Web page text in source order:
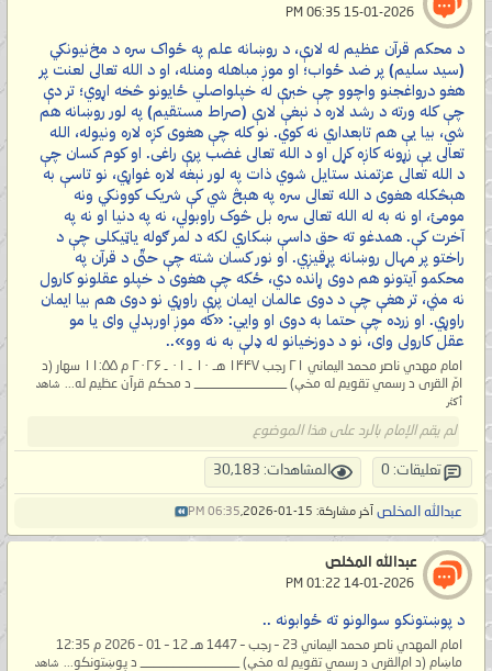
د محکم قرآن عظیم له لارې، د روښانه علم په ځواک سره د مخ‌نیونکي
(سید سلیم) پر ضد ځواب؛ او موږ مباهله ومنله، او د الله تعالی لعنت پر
هغو درواغجنو واچوو چې خبرې له خپلواصلي ځایونو څخه اړوي؛ تر دې
چې کله ورته د رشد لاره د نېغې لارې (صراط مستقیم) په لور روښانه هم
شي، بیا یې هم تابعداري نه کوي. نو کله چې هغوی کږه لاره ونیوله، الله
تعالی یې زړونه کاږه کړل او د الله تعالی غضب پرې راغی. او کوم کسان چې
د الله تعالی عزتمند ستایل شوي ذات په لور نېغه لاره غواړي، نو تاسې به
هېڅکله هغوی د الله تعالی سره په هېڅ شي کې شریک کوونکي ونه
مومئ، او نه به له الله تعالی سره بل څوک راوبولي، نه په دنیا او نه په
آخرت کې. همدغو ته حق داسې ښکاري لکه د لمر ګوله یاټیکلی چې د
راختو پر مهال روښانه پړقیږي. او نور کسان شته چې حتّی د قرآن په
محکمو آیتونو هم دوی ړانده دي، ځکه چې هغوی د خپلو عقلونو کارول
نه مني، تر هغې چې د دوی عالمان ایمان پرې راوړي نو دوی هم بیا ایمان
راوړي. او زرده چې حتما به دوی او وایي: «که موږ اورېدلي وای یا مو
عقل کارولی وای، نو د دوزخیانو له ډلې به نه وو»..
امام مهدي ناصر محمد اليماني ۲۱ رجب ۱۴۴۷ هـ ۱۰ ـ ۰۱ ـ ۲۰۲۶ م ۱۱:۵۵ سهار (د
امّ القرى د رسمي تقویم له مخې) ______________ د محکم قرآن عظیم له... شاهد
أكثر
لم يقم الإمام بالرد على هذا الموضوع
تعليقات: 0 المشاهدات: 30,183
عبدالله المخلص آخر مشاركة: 15-01-2026, 06:35 PM
عبدالله المخلص
د پوښتونکو سوالونو ته ځوابونه ..
امام المهدي ناصر محمد اليماني 23 – رجب – 1447 هـ 12 – 01 – 2026 م 12:35
ماښام (د ام‌القرى د رسمي تقويم له مخې) _______________ د پوښتونکو... شاهد